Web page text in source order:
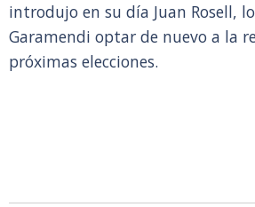
introdujo en su día Juan Rosell,
Garamendi optar de nuevo a la
próximas elecciones.